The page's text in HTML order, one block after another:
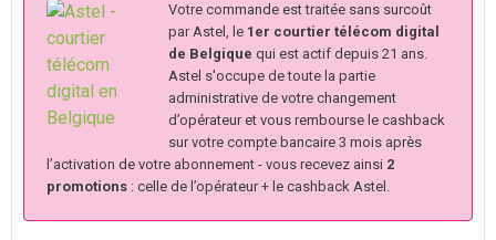
Votre commande est traitée sans surcoût
par Astel, le 1er courtier télécom digital
de Belgique qui est actif depuis 21 ans.
Astel s'occupe de toute la partie
administrative de votre changement
d’opérateur et vous rembourse le cashback
sur votre compte bancaire 3 mois après
l’activation de votre abonnement - vous recevez ainsi 2
promotions : celle de l’opérateur + le cashback Astel.